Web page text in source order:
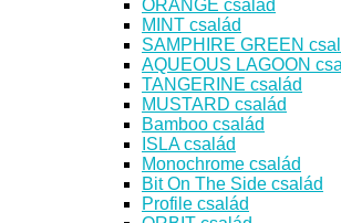
ORANGE család
MINT család
SAMPHIRE GREEN
AQUEOUS LAGOON
TANGERINE család
MUSTARD család
Bamboo család
ISLA család
Monochrome család
Bit On The Side család
Profile család